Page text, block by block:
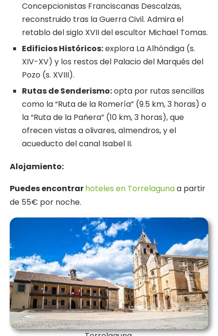
Concepcionistas Franciscanas Descalzas,
reconstruido tras la Guerra Civil. Admira el
retablo del siglo XVII del escultor Michael Tomas.
Edificios Históricos:explora La Alhóndiga (s.
XIV-XV) y los restos del Palacio del Marqués del
Pozo (s. XVIII).
Rutas de Senderismo:opta por rutas sencillas
como la “Ruta de la Romería” (9.5 km, 3 horas) o
la “Ruta de la Pañera” (10 km, 3 horas), que
ofrecen vistas a olivares, almendros, y el
acueducto del canal Isabel II.
Alojamiento:
Puedes encontrarhoteles en Torrelagunaa partir
de 55€ por noche.